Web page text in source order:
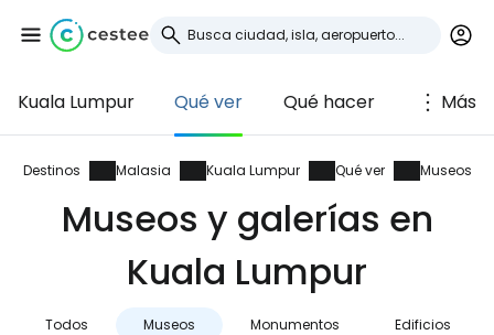
Kuala Lumpur Qué ver Qué hacer Más
Destinos Malasia Kuala Lumpur Qué ver Museos
Museos y galerías en
Kuala Lumpur
Todos Museos Monumentos Edificios
Iniciar sesión en
Cestee
... la comunidad mundial de viajeros
Continuar con Google